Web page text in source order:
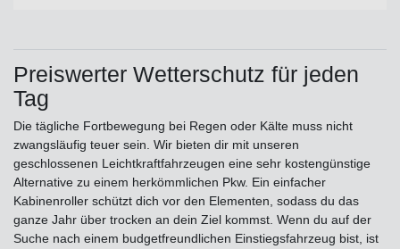
Preiswerter Wetterschutz für jeden
Tag
Die tägliche Fortbewegung bei Regen oder Kälte muss nicht
zwangsläufig teuer sein. Wir bieten dir mit unseren
geschlossenen Leichtkraftfahrzeugen eine sehr kostengünstige
Alternative zu einem herkömmlichen Pkw. Ein einfacher
Kabinenroller schützt dich vor den Elementen, sodass du das
ganze Jahr über trocken an dein Ziel kommst. Wenn du auf der
Suche nach einem budgetfreundlichen Einstiegsfahrzeug bist, ist